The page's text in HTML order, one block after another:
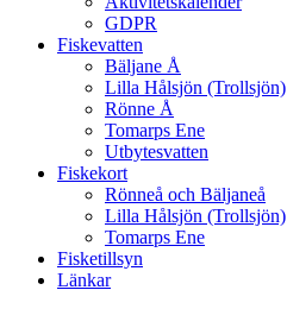
GDPR
Fiskevatten
Bäljane Å
Lilla Hålsjön (Trollsjön)
Rönne Å
Tomarps Ene
Utbytesvatten
Fiskekort
Rönneå och Bäljaneå
Lilla Hålsjön (Trollsjön)
Tomarps Ene
Fisketillsyn
Länkar